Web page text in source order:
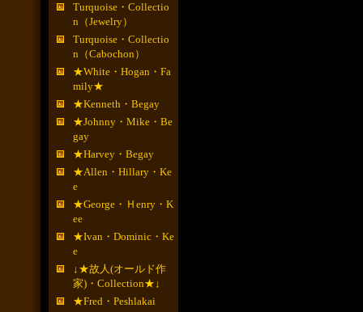
Turquoise・Collectio
n（Jewelry）
Turquoise・Collectio
n（Cabochon）
★White・Hogan・Fa
mily★
★Kenneth・Begay
★Johnny・Mike・Be
gay
★Harvey・Begay
★Allen・Hillary・Ke
e
★George・Ｈenry・K
ee
★Ivan・Dominic・Ke
e
↓★故人(オールド作
家)・Collection★↓
★Fred・Peshlakai